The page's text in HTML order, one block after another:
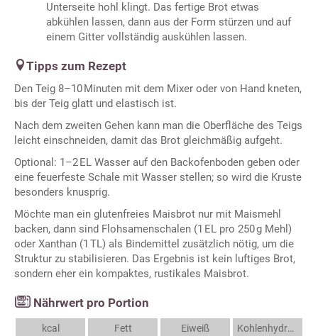
Unterseite hohl klingt. Das fertige Brot etwas
abkühlen lassen, dann aus der Form stürzen und auf
einem Gitter vollständig auskühlen lassen.
Tipps zum Rezept
Den Teig 8–10 Minuten mit dem Mixer oder von Hand kneten,
bis der Teig glatt und elastisch ist.
Nach dem zweiten Gehen kann man die Oberfläche des Teigs
leicht einschneiden, damit das Brot gleichmäßig aufgeht.
Optional: 1–2 EL Wasser auf den Backofenboden geben oder
eine feuerfeste Schale mit Wasser stellen; so wird die Kruste
besonders knusprig.
Möchte man ein glutenfreies Maisbrot nur mit Maismehl
backen, dann sind Flohsamenschalen (1 EL pro 250 g Mehl)
oder Xanthan (1 TL) als Bindemittel zusätzlich nötig, um die
Struktur zu stabilisieren. Das Ergebnis ist kein luftiges Brot,
sondern eher ein kompaktes, rustikales Maisbrot.
Nährwert pro Portion
kcal Fett Eiweiß Kohlenhydrate